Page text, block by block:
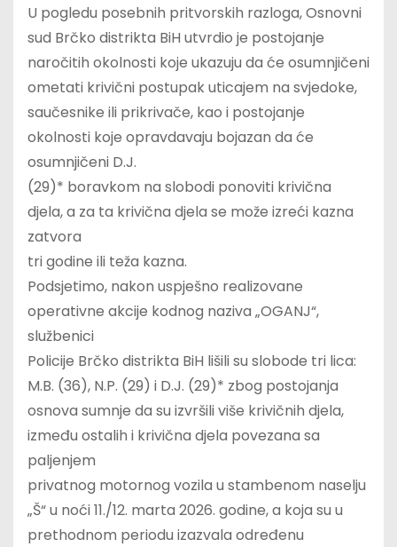
U pogledu posebnih pritvorskih razloga, Osnovni
sud Brčko distrikta BiH utvrdio je postojanje
naročitih okolnosti koje ukazuju da će osumnjičeni
ometati krivični postupak uticajem na svjedoke,
saučesnike ili prikrivače, kao i postojanje
okolnosti koje opravdavaju bojazan da će
osumnjičeni D.J.
(29)* boravkom na slobodi ponoviti krivična
djela, a za ta krivična djela se može izreći kazna
zatvora
tri godine ili teža kazna.
Podsjetimo, nakon uspješno realizovane
operativne akcije kodnog naziva „OGANJ“,
službenici
Policije Brčko distrikta BiH lišili su slobode tri lica:
M.B. (36), N.P. (29) i D.J. (29)* zbog postojanja
osnova sumnje da su izvršili više krivičnih djela,
između ostalih i krivična djela povezana sa
paljenjem
privatnog motornog vozila u stambenom naselju
„Š“ u noći 11./12. marta 2026. godine, a koja su u
prethodnom periodu izazvala određenu